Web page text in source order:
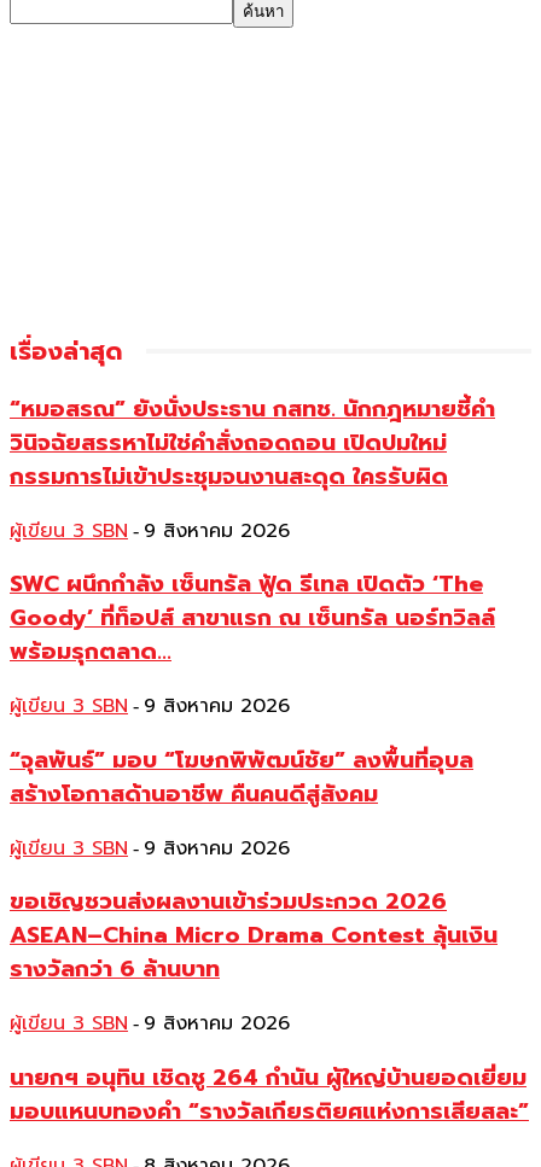
เรื่องล่าสุด
“หมอสรณ” ยังนั่งประธาน กสทช. นักกฎหมายชี้คำ
วินิจฉัยสรรหาไม่ใช่คำสั่งถอดถอน เปิดปมใหม่
กรรมการไม่เข้าประชุมจนงานสะดุด ใครรับผิด
ผู้เขียน 3 SBN - 9 สิงหาคม 2026
SWC ผนึกกำลัง เซ็นทรัล ฟู้ด รีเทล เปิดตัว ‘The
Goody’ ที่ท็อปส์ สาขาแรก ณ เซ็นทรัล นอร์ทวิลล์
พร้อมรุกตลาด...
ผู้เขียน 3 SBN - 9 สิงหาคม 2026
“จุลพันธ์” มอบ “โฆษกพิพัฒน์ชัย” ลงพื้นที่อุบล
สร้างโอกาสด้านอาชีพ คืนคนดีสู่สังคม
ผู้เขียน 3 SBN - 9 สิงหาคม 2026
ขอเชิญชวนส่งผลงานเข้าร่วมประกวด 2026
ASEAN–China Micro Drama Contest ลุ้นเงิน
รางวัลกว่า 6 ล้านบาท
ผู้เขียน 3 SBN - 9 สิงหาคม 2026
นายกฯ อนุทิน เชิดชู 264 กำนัน ผู้ใหญ่บ้านยอดเยี่ยม
มอบแหนบทองคำ “รางวัลเกียรติยศแห่งการเสียสละ”